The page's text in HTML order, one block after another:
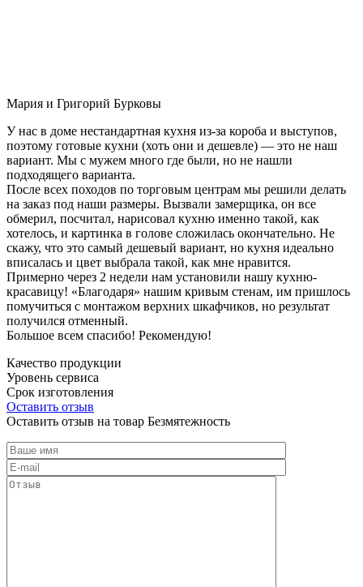
Мария и Григорий Бурковы
У нас в доме нестандартная кухня из-за короба и выступов,
поэтому готовые кухни (хоть они и дешевле) — это не наш
вариант. Мы с мужем много где были, но не нашли
подходящего варианта.
После всех походов по торговым центрам мы решили делать
на заказ под наши размеры. Вызвали замерщика, он все
обмерил, посчитал, нарисовал кухню именно такой, как
хотелось, и картинка в голове сложилась окончательно. Не
скажу, что это самый дешевый вариант, но кухня идеально
вписалась и цвет выбрала такой, как мне нравится.
Примерно через 2 недели нам установили нашу кухню-
красавицу! «Благодаря» нашим кривым стенам, им пришлось
помучиться с монтажом верхних шкафчиков, но результат
получился отменный.
Большое всем спасибо! Рекомендую!
Качество продукции
Уровень сервиса
Срок изготовления
Оставить отзыв
Оставить отзыв на товар Безмятежность